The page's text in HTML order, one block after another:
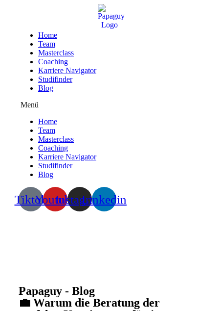
Home
Team
Masterclass
Coaching
Karriere Navigator
Studifinder
Blog
Menü
Home
Team
Masterclass
Coaching
Karriere Navigator
Studifinder
Blog
TiktokYoutubeInstagramLinkedin
Papaguy - Blog
💼 Warum die Beratung der